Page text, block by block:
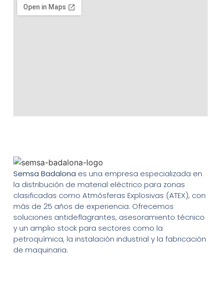
Semsa Badalona es una empresa especializada en
la distribución de material eléctrico para zonas
clasificadas como Atmósferas Explosivas (ATEX), con
más de 25 años de experiencia. Ofrecemos
soluciones antideflagrantes, asesoramiento técnico
y un amplio stock para sectores como la
petroquímica, la instalación industrial y la fabricación
de maquinaria.